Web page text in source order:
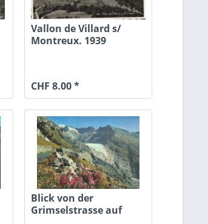
Vallon de Villard s/
Montreux. 1939
CHF 8.00 *
Blick von der
Grimselstrasse auf